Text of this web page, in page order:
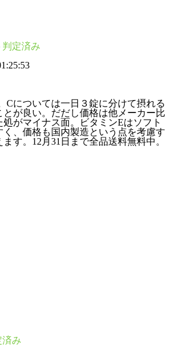
判定済み
Cについては一日３錠に分けて摂れる
とが良い。だだし価格は他メーカー比
がマイナス面。ビタミンEはソフト
く、価格も国内製造という点を考慮す
す。12月31日まで全品送料無料中。
済み